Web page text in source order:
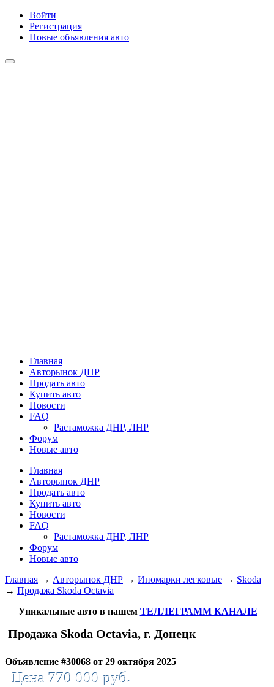
Войти
Регистрация
Новые объявления авто
Главная
Авторынок ДНР
Продать авто
Купить авто
Новости
FAQ
Растаможка ДНР, ЛНР
Форум
Новые авто
Главная
Авторынок ДНР
Продать авто
Купить авто
Новости
FAQ
Растаможка ДНР, ЛНР
Форум
Новые авто
Главная → Авторынок ДНР → Иномарки легковые → Skoda
→ Продажа Skoda Octavia
Уникальные авто в нашем ТЕЛЛЕГРАММ КАНАЛЕ
Продажа Skoda Octavia, г. Донецк
Объявление #30068 от 29 октября 2025
Цена 770 000 руб.